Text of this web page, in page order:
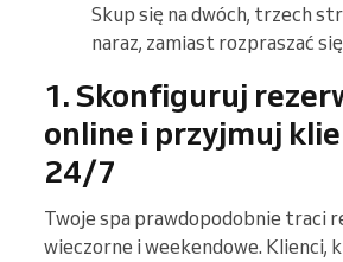
Skup się na dwóch, trzech
naraz, zamiast rozpraszać
1. Skonfiguruj
online i przyjmuj
24/7
Twoje spa prawdopodobnie traci
wieczorne i weekendowe. Klienci,